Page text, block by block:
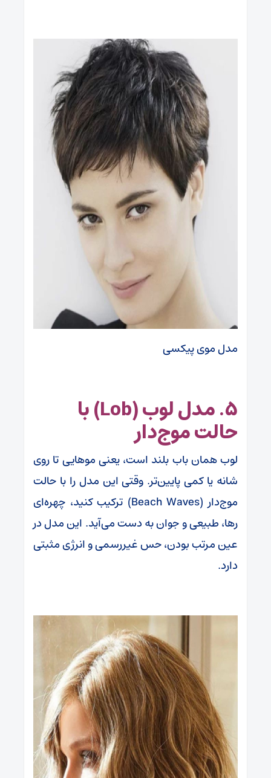
مدل موی پیکسی
۵. مدل لوب (Lob) با
حالت موج‌دار
لوب همان باب بلند است، یعنی موهایی تا روی
شانه یا کمی پایین‌تر. وقتی این مدل را با حالت
موج‌دار (Beach Waves) ترکیب کنید، چهره‌ای
رها، طبیعی و جوان به دست می‌آید. این مدل در
عین مرتب بودن، حس غیررسمی و انرژی مثبتی
دارد.